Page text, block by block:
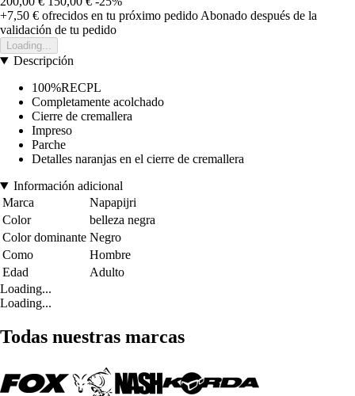
+7,50 € ofrecidos en tu próximo pedido Abonado después de la
validación de tu pedido
Loading...
Descripción
100%RECPL
Completamente acolchado
Cierre de cremallera
Impreso
Parche
Detalles naranjas en el cierre de cremallera
Información adicional
Marca
Napapijri
Color
belleza negra
Color dominante Negro
Como
Hombre
Edad
Adulto
Loading...
Loading...
Todas nuestras marcas